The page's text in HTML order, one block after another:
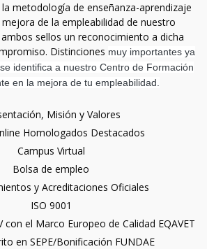
metodología de enseñanza-aprendizaje
de la empleabilidad de nuestro
sellos un reconocimiento a dicha
Distinciones muy importantes ya
identifica a nuestro Centro de Formación
en la mejora de tu empleabilidad.
Misión y Valores
Homologados Destacados
Campus Virtual
Bolsa de empleo
y Acreditaciones Oficiales
ISO 9001
con el Marco Europeo de Calidad EQAVET
en SEPE/Bonificación FUNDAE